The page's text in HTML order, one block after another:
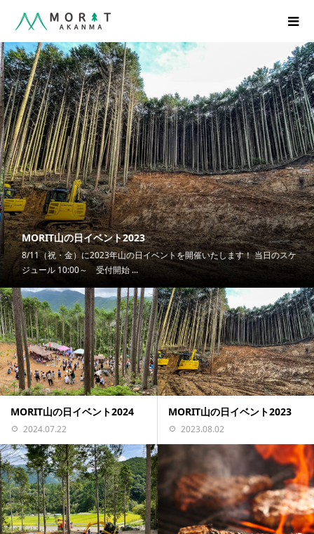
MORIT山の日イベント2023
8/11（祝・金）に2023年山の日イベントを開催いたします！ 当日のスケ
ジュール 10:00～ 受付開始 ...
MORIT山の日イベント2024
2024.07.22
MORIT山の日イベント2023
2023.08.02